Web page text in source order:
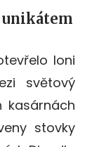
unikátem
loni
světový
kasárnách
stovky